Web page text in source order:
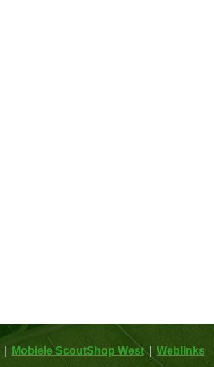
Mobiele ScoutShop West Weblinks